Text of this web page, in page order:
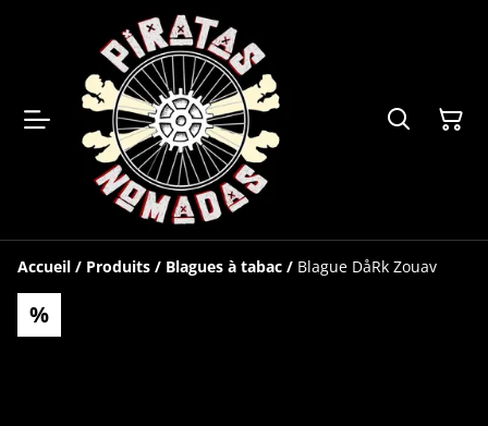
Accueil / Produits / Blagues à tabac / Blague DåRk Zouav
%